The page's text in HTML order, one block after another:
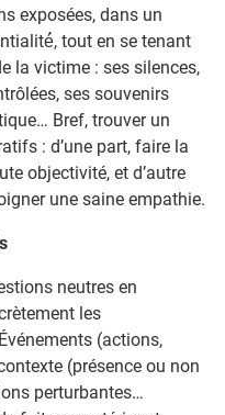
exposées, dans un
tout en se tenant
la victime : ses silences,
ses souvenirs
Bref, trouver un
: d’une part, faire la
objectivité, et d’autre
une saine empathie.
neutres en
les
(actions,
(présence ou non
perturbantes…